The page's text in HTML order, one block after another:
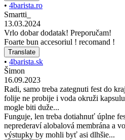
• 4barista.ro
Smartti_
13.03.2024
Vrlo dobar dodatak! Preporučam!
Foarte bun accesoriul ! recomand !
Translate
• 4barista.sk
Šimon
16.09.2023
Radi, samo treba zategnuti fest do
folije ne probije i voda okruži
mogle biti duže...
Funguje, len treba dotiahnuť úplne
neprederaví alobalová membrána a
výstupky by mohli byť asi dlhšie...